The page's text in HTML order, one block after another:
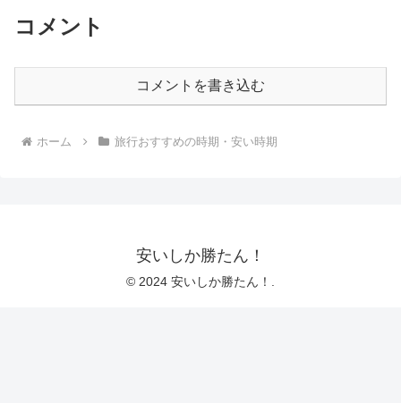
コメント
コメントを書き込む
ホーム 旅行おすすめの時期・安い時期
安いしか勝たん！
© 2024 安いしか勝たん！.